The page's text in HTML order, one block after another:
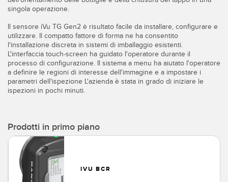
singola operazione.
Il sensore iVu TG Gen2 è risultato facile da installare, configurare e
utilizzare. Il compatto fattore di forma ne ha consentito
l'installazione discreta in sistemi di imballaggio esistenti.
L'interfaccia touch-screen ha guidato l'operatore durante il
processo di configurazione. Il sistema a menu ha aiutato l'operatore
a definire le regioni di interesse dell'immagine e a impostare i
parametri dell'ispezione L'azienda è stata in grado di iniziare le
ispezioni in pochi minuti.
Prodotti in primo piano
IVU BCR